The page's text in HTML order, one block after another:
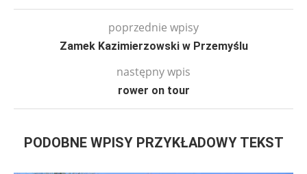
poprzednie wpisy
Zamek Kazimierzowski w Przemyślu
następny wpis
rower on tour
PODOBNE WPISY PRZYKŁADOWY TEKST